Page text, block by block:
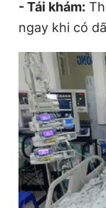
- Tái khám:
ngay khi có